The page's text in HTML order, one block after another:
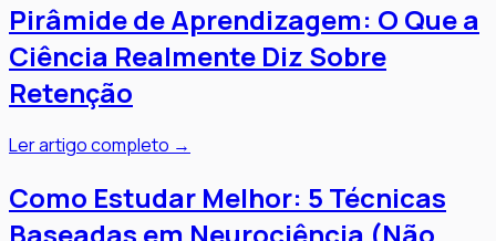
Pirâmide de Aprendizagem: O Que a
Ciência Realmente Diz Sobre
Retenção
Ler artigo completo →
Como Estudar Melhor: 5 Técnicas